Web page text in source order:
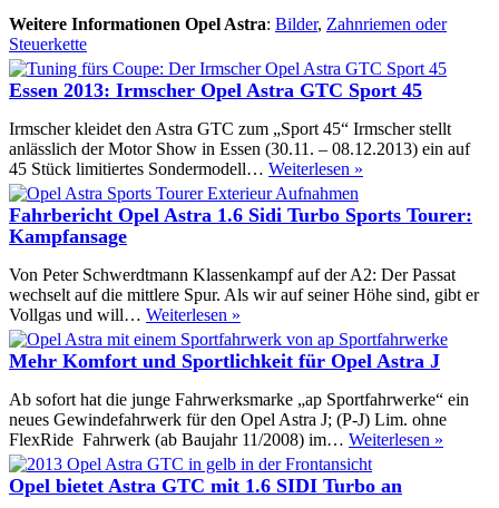
Weitere Informationen Opel Astra: Bilder, Zahnriemen oder
Steuerkette
Essen 2013: Irmscher Opel Astra GTC Sport 45
Irmscher kleidet den Astra GTC zum „Sport 45“ Irmscher stellt
anlässlich der Motor Show in Essen (30.11. – 08.12.2013) ein auf
45 Stück limitiertes Sondermodell… Weiterlesen »
Irmscher
Opel
GTC
Sport
Fahrbericht Opel Astra 1.6 Sidi Turbo Sports Tourer:
Kampfansage
Von Peter Schwerdtmann Klassenkampf auf der A2: Der Passat
wechselt auf die mittlere Spur. Als wir auf seiner Höhe sind, gibt er
Vollgas und will… Weiterlesen »
Opel
Astra
1.6
Sidi
Turbo
Sports
Tourer:
Kampfansage
Mehr Komfort und Sportlichkeit für Opel Astra J
Ab sofort hat die junge Fahrwerksmarke „ap Sportfahrwerke“ ein
neues Gewindefahrwerk für den Opel Astra J; (P-J) Lim. ohne
FlexRide Fahrwerk (ab Baujahr 11/2008) im… Weiterlesen »
Opel bietet Astra GTC mit 1.6 SIDI Turbo an